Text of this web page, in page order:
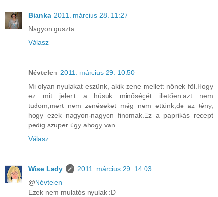
Bianka 2011. március 28. 11:27
Nagyon guszta
Válasz
Névtelen 2011. március 29. 10:50
Mi olyan nyulakat eszünk, akik zene mellett nőnek föl.Hogy
ez mit jelent a húsuk minőségét illetően,azt nem
tudom,mert nem zenéseket még nem ettünk,de az tény,
hogy ezek nagyon-nagyon finomak.Ez a paprikás recept
pedig szuper úgy ahogy van.
Válasz
Wise Lady
2011. március 29. 14:03
@Névtelen
Ezek nem mulatós nyulak :D